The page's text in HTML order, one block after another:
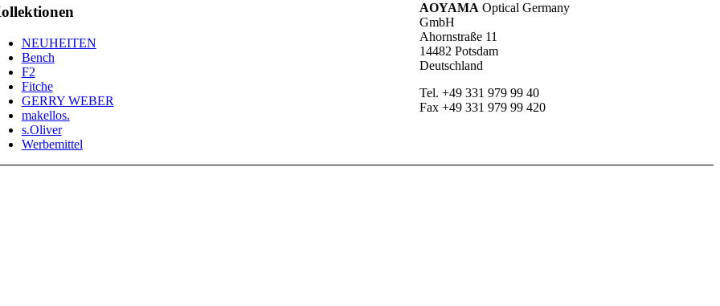
NEUHEITEN
Bench
F2
Fitche
GERRY WEBER
makellos.
s.Oliver
Werbemittel
AOYAMA Optical Germany
GmbH
Ahornstraße 11
14482 Potsdam
Deutschland
Tel. +49 331 979 99 40
Fax +49 331 979 99 420